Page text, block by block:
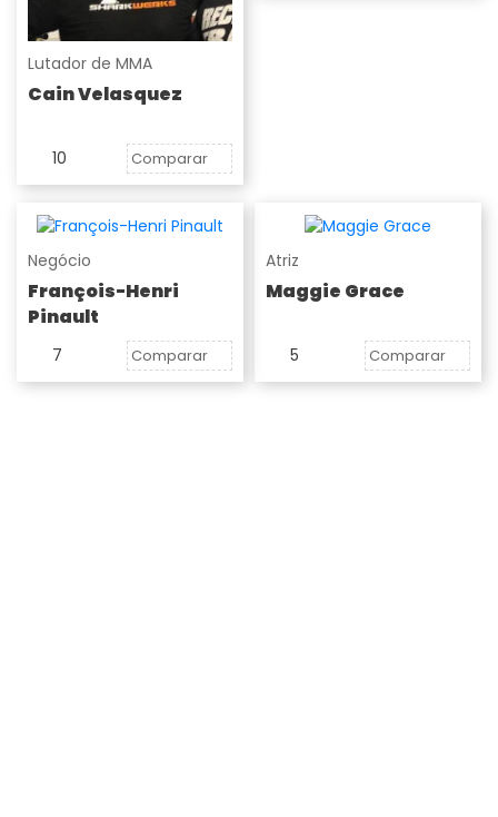
Lutador de MMA
Cain Velasquez
10 Comparar
Negócio
François-Henri
Pinault
7 Comparar
Atriz
Maggie Grace
5 Comparar